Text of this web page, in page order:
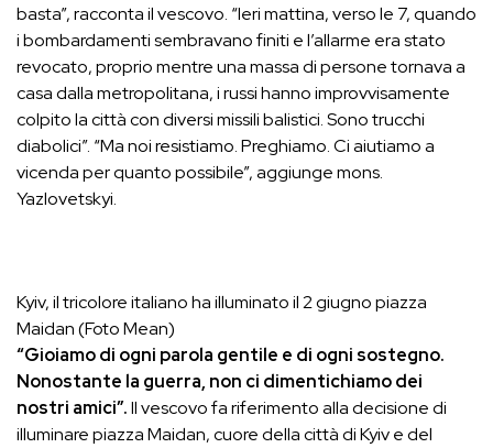
basta”, racconta il vescovo. “Ieri mattina, verso le 7, quando
i bombardamenti sembravano finiti e l’allarme era stato
revocato, proprio mentre una massa di persone tornava a
casa dalla metropolitana, i russi hanno improvvisamente
colpito la città con diversi missili balistici. Sono trucchi
diabolici”. “Ma noi resistiamo. Preghiamo. Ci aiutiamo a
vicenda per quanto possibile”, aggiunge mons.
Yazlovetskyi.
Kyiv, il tricolore italiano ha illuminato il 2 giugno piazza
Maidan (Foto Mean)
“Gioiamo di ogni parola gentile e di ogni sostegno.
Nonostante la guerra, non ci dimentichiamo dei
nostri amici”.Il vescovo fa riferimento alla decisione di
illuminare piazza Maidan, cuore della città di Kyiv e del